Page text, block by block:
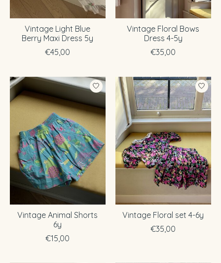
Vintage Light Blue
Berry Maxi Dress 5y
€45,00
Vintage Floral Bows
Dress 4-5y
€35,00
Vintage Animal Shorts
6y
€15,00
Vintage Floral set 4-6y
€35,00